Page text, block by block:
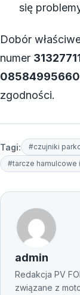
się
Dobór
numer
zgodności.
Tagi: #czujniki
#tarcze hamulcowe
admin
Redakcja PV
związane z